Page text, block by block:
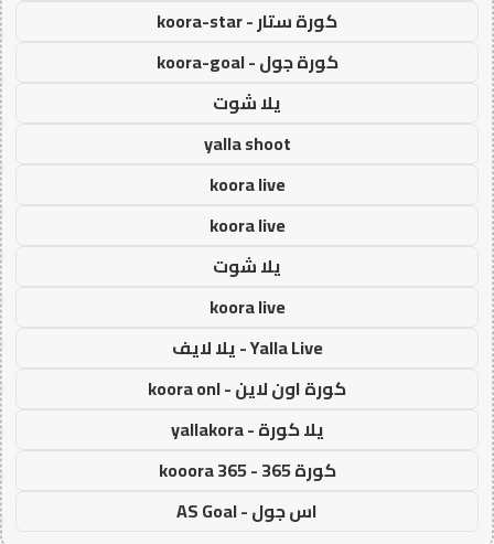
كورة ستار - koora-star
كورة جول - koora-goal
يلا شوت
yalla shoot
koora live
koora live
يلا شوت
koora live
Yalla Live - يلا لايف
كورة اون لاين - koora onl
يلا كورة - yallakora
كورة 365 - kooora 365
اس جول - AS Goal